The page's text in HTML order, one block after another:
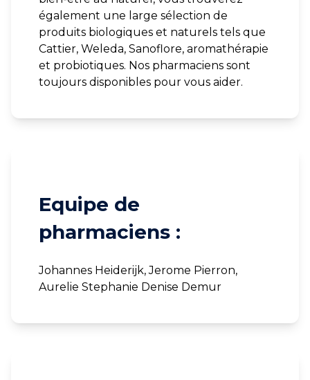
également une large sélection de
produits biologiques et naturels tels que
Cattier, Weleda, Sanoflore, aromathérapie
et probiotiques. Nos pharmaciens sont
toujours disponibles pour vous aider.
Equipe de
pharmaciens :
Johannes Heiderijk, Jerome Pierron,
Aurelie Stephanie Denise Demur